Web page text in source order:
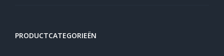
PRODUCTCATEGORIEËN